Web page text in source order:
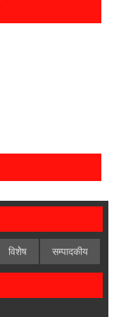
विशेेष सम्पादकीय